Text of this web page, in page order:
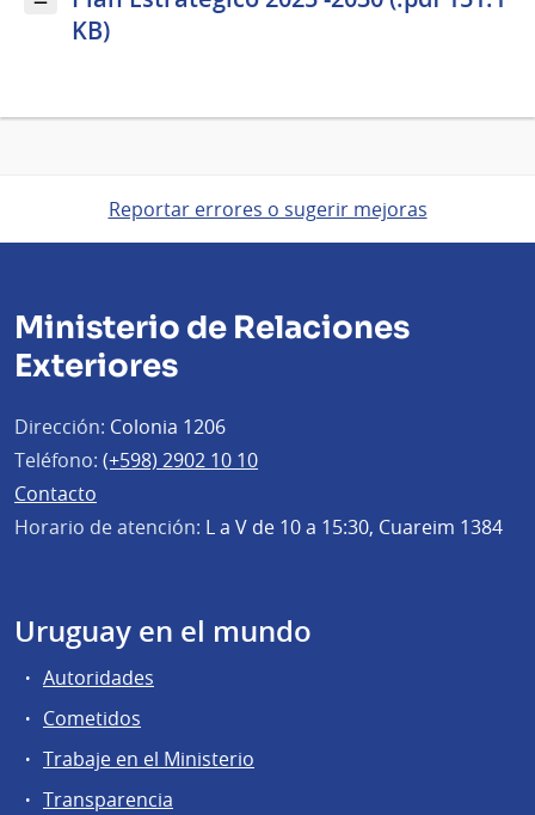
KB)
Reportar errores o sugerir mejoras
Ministerio de Relaciones
Exteriores
Dirección: Colonia 1206
Teléfono: (+598) 2902 10 10
Contacto
Horario de atención: L a V de 10 a 15:30, Cuareim 1384
Uruguay en el mundo
Autoridades
Cometidos
Trabaje en el Ministerio
Transparencia